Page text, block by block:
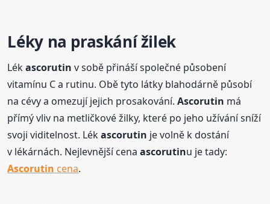
Léky na praskání žilek
Lékascorutin v sobě přináší společné působení
vitamínu C a rutinu. Obě tyto látky blahodárně působí
na cévy a omezují jejich prosakování.Ascorutin má
přímý vliv na metličkové žilky, které po jeho užívání sníží
svoji viditelnost. Lékascorutin je volně k dostání
v lékárnách. Nejlevnější cenaascorutinu je tady:
Ascorutin cena.